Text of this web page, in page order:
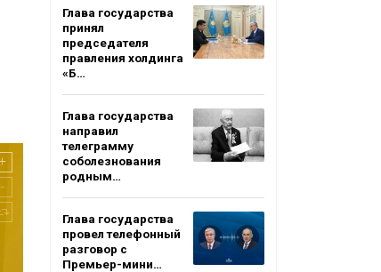
Глава государства
принял
председателя
правления холдинга
«Б…
Глава государства
направил
телеграмму
соболезнования
родным…
Глава государства
провел телефонный
разговор с
Премьер-мини…